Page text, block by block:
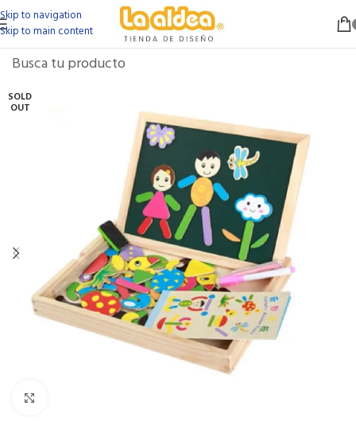
Skip to navigation
Skip to main content
SOLD
OUT